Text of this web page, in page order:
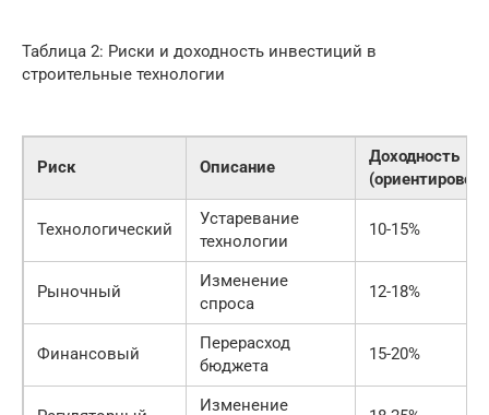
Таблица 2: Риски и доходность инвестиций в
строительные технологии
Риск Описание
Доходность
Технологический
Устаревание
технологии
10-15%
Рыночный
Изменение
спроса
12-18%
Финансовый
Перерасход
бюджета
15-20%
Изменение